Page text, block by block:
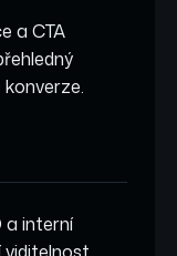
a CTA
a interní